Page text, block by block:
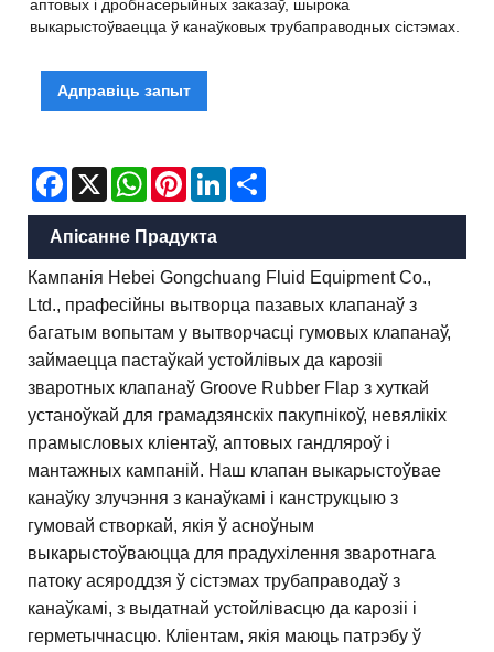
аптовых і дробнасерыйных заказаў, шырока
выкарыстоўваецца ў канаўковых трубаправодных сістэмах.
Адправіць запыт
Facebook
X WhatsAppPinterestLinkedIn
Апісанне Прадукта
Кампанія Hebei Gongchuang Fluid Equipment Co.,
Ltd., прафесійны вытворца пазавых клапанаў з
багатым вопытам у вытворчасці гумовых клапанаў,
займаецца пастаўкай устойлівых да карозіі
зваротных клапанаў Groove Rubber Flap з хуткай
устаноўкай для грамадзянскіх пакупнікоў, невялікіх
прамысловых кліентаў, аптовых гандляроў і
мантажных кампаній. Наш клапан выкарыстоўвае
канаўку злучэння з канаўкамі і канструкцыю з
гумовай створкай, якія ў асноўным
выкарыстоўваюцца для прадухілення зваротнага
патоку асяроддзя ў сістэмах трубаправодаў з
канаўкамі, з выдатнай устойлівасцю да карозіі і
герметычнасцю. Кліентам, якія маюць патрэбу ў